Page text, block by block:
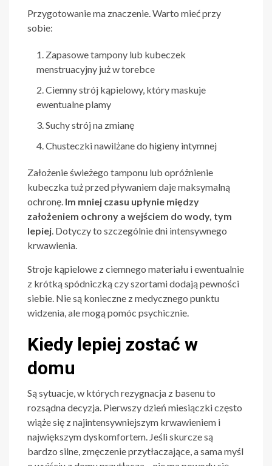
Przygotowanie ma znaczenie. Warto mieć przy
sobie:
Zapasowe tampony lub kubeczek
menstruacyjny już w torebce
Ciemny strój kąpielowy, który maskuje
ewentualne plamy
Suchy strój na zmianę
Chusteczki nawilżane do higieny intymnej
Założenie świeżego tamponu lub opróżnienie
kubeczka tuż przed pływaniem daje maksymalną
ochronę. Im mniej czasu upłynie między
założeniem ochrony a wejściem do wody, tym
lepiej. Dotyczy to szczególnie dni intensywnego
krwawienia.
Stroje kąpielowe z ciemnego materiału i ewentualnie
z krótką spódniczką czy szortami dodają pewności
siebie. Nie są konieczne z medycznego punktu
widzenia, ale mogą pomóc psychicznie.
Kiedy lepiej zostać w
domu
Są sytuacje, w których rezygnacja z basenu to
rozsądna decyzja. Pierwszy dzień miesiączki często
wiąże się z najintensywniejszym krwawieniem i
największym dyskomfortem. Jeśli skurcze są
bardzo silne, zmęczenie przytłaczające, a sama myśl